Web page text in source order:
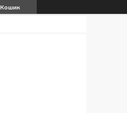
Кошик